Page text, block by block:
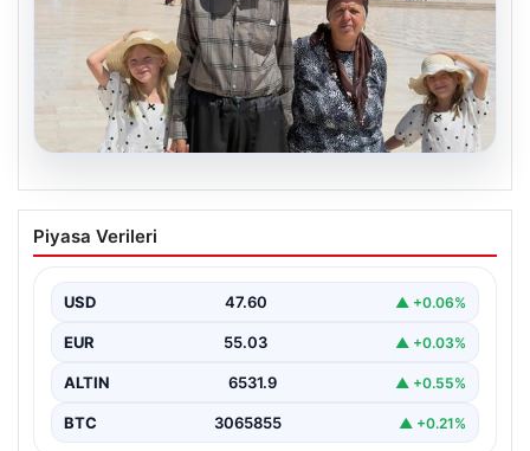
05.08.2026
Umuda Yolculuk: 34 Yıllık Bekleyişin
Ardından Gelen Mutluluk ve Anıtkabir
Adıyaman’da yaşayan Abuzer ve Zeynep Yıldırım çifti,
Piyasa Verileri
USD 47.60 ▲ +0.06%
EUR 55.03 ▲ +0.03%
ALTIN 6531.9 ▲ +0.55%
BTC 3065855 ▲ +0.21%